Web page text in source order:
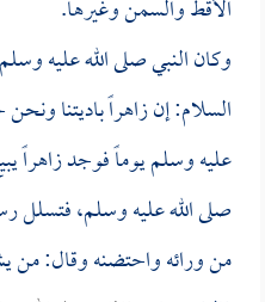
الأقط والسمن وغيرها.
وكان النبي صلى الله عليه
السلام: إنزاهراًباديتنا
عليه وسلم يوماً فوجدزاهراً
صلى الله عليه وسلم، فتسلل
من ورائه واحتضنه وقال: من